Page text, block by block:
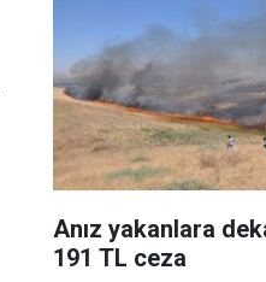
Anız yakanlara
191 TL ceza